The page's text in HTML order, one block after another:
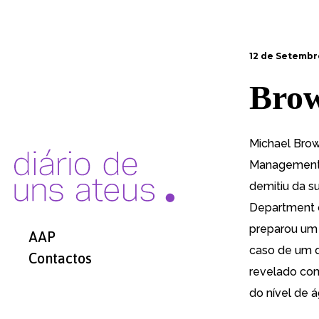
AAP
Contactos
12 de
Michael
demitiu da
Department
preparou
caso de um
revelado
do nível de